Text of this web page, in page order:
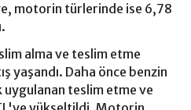
motorin türlerinde ise 6,78
alma ve teslim etme
yaşandı. Daha önce benzin
teslim etme ve